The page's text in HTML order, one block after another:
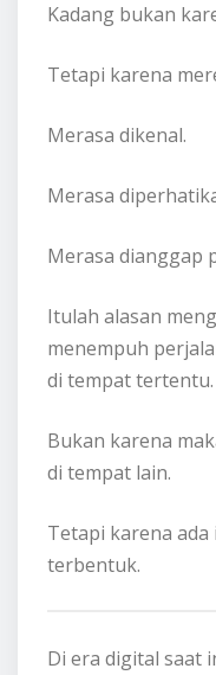
Kadang bukan
Tetapi karena
Merasa dikenal.
Merasa
Merasa dianggap
Itulah alasan
menempuh
di tempat tertentu.
Bukan karena
di tempat lain.
Tetapi karena
terbentuk.
Di era digital saat